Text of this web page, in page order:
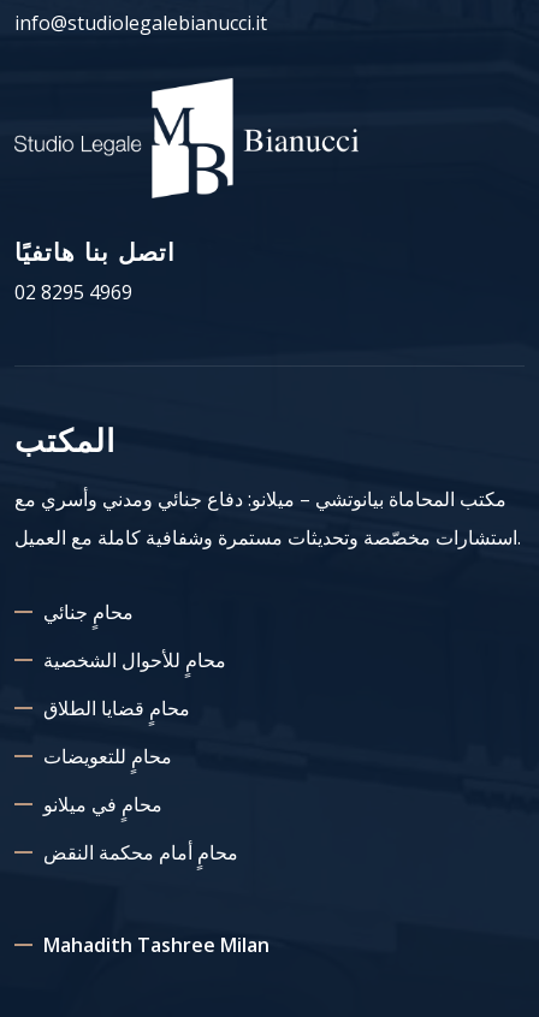
info@studiolegalebianucci.it
اتصل بنا هاتفيًا
02 8295 4969
المكتب
مكتب المحاماة بيانوتشي – ميلانو: دفاع جنائي ومدني وأسري مع
استشارات مخصّصة وتحديثات مستمرة وشفافية كاملة مع العميل.
محامٍ جنائي
محامٍ للأحوال الشخصية
محامٍ قضايا الطلاق
محامٍ للتعويضات
محامٍ في ميلانو
محامٍ أمام محكمة النقض
Mahadith Tashree Milan